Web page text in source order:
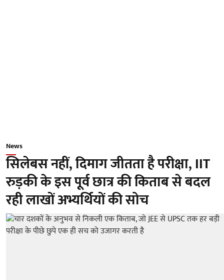
News
सिलेबस नहीं, दिमाग जीतता है परीक्षा, IIT
रुड़की के इस पूर्व छात्र की किताब से बदल
रही लाखों अभ्यर्थियों की सोच